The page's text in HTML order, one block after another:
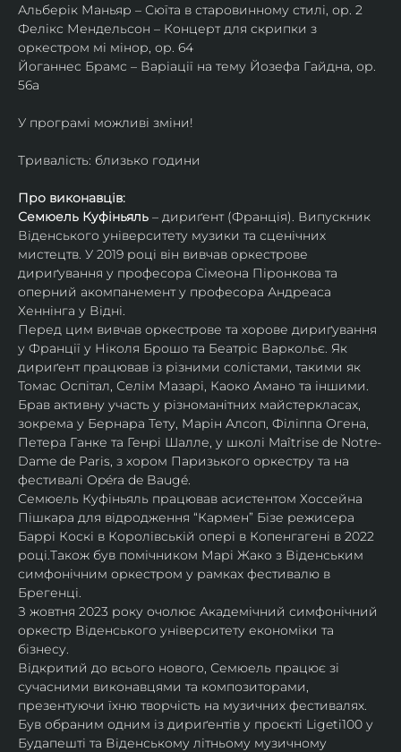
Альберік Маньяр – Сюїта в старовинному стилі, ор. 2
Фелікс Мендельсон – Концерт для скрипки з
оркестром мі мінор, ор. 64
Йоганнес Брамс – Варіації на тему Йозефа Гайдна, ор.
56a
У програмі можливі зміни!
Тривалість: близько години
Про виконавців:
Семюель Куфіньяль – дириґент (Франція). Випускник
Віденського університету музики та сценічних
мистецтв. У 2019 році він вивчав оркестрове
дириґування у професора Сімеона Піронкова та
оперний акомпанемент у професора Андреаса
Хеннінга у Відні.
Перед цим вивчав оркестрове та хорове дириґування
у Франції у Ніколя Брошо та Беатріс Варкольє. Як
дириґент працював із різними солістами, такими як
Томас Оспітал, Селім Мазарі, Каоко Амано та іншими.
Брав активну участь у різноманітних майстеркласах,
зокрема у Бернара Тету, Марін Алсоп, Філіппа Огена,
Петера Ганке та Генрі Шалле, у школі Maîtrise de Notre-
Dame de Paris, з хором Паризького оркестру та на
фестивалі Opéra de Baugé.
Семюель Куфіньяль працював асистентом Хоссейна
Пішкара для відродження “Кармен” Бізе режисера
Баррі Коскі в Королівській опері в Копенгагені в 2022
році.Також був помічником Марі Жако з Віденським
симфонічним оркестром у рамках фестивалю в
Брегенці.
З жовтня 2023 року очолює Академічний симфонічний
оркестр Віденського університету економіки та
бізнесу.
Відкритий до всього нового, Семюель працює зі
сучасними виконавцями та композиторами,
презентуючи їхню творчість на музичних фестивалях.
Був обраним одним із дириґентів у проєкті Ligeti100 у
Будапешті та Віденському літньому музичному